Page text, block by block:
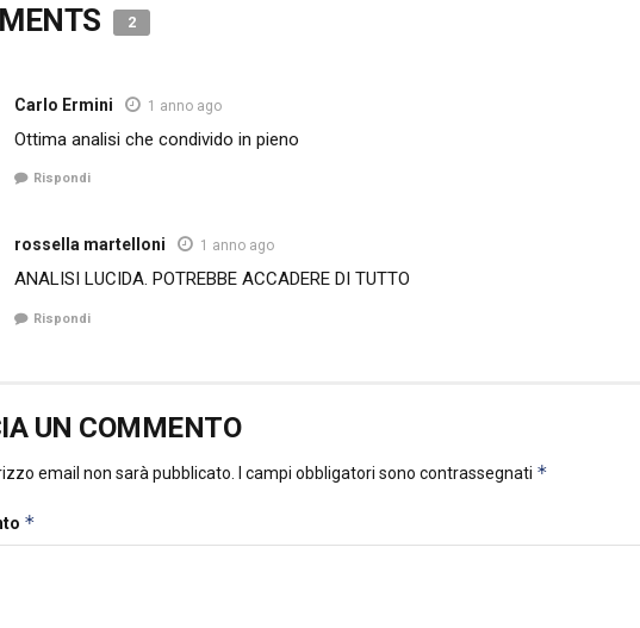
2
Carlo Ermini 1 anno ago
Ottima analisi che condivido in pieno
Rispondi
rossella martelloni 1 anno ago
ANALISI LUCIDA. POTREBBE ACCADERE DI TUTTO
Rispondi
UN COMMENTO
email non sarà pubblicato. I campi obbligatori sono contrassegnati *
*